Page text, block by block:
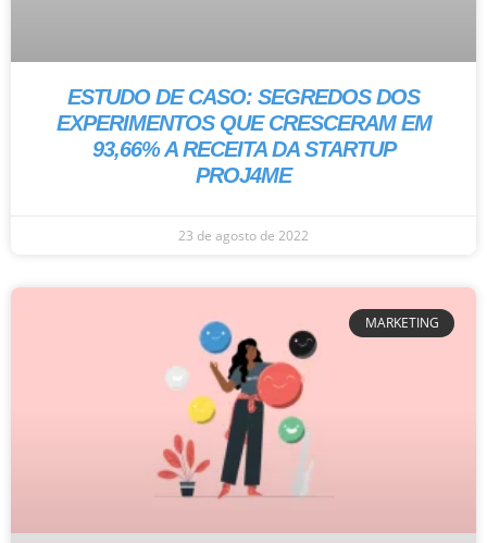
ESTUDO DE CASO: SEGREDOS DOS
EXPERIMENTOS QUE CRESCERAM EM
93,66% A RECEITA DA STARTUP
PROJ4ME
23 de agosto de 2022
MARKETING